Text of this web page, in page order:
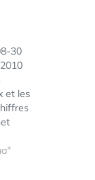
30
et les
Art on